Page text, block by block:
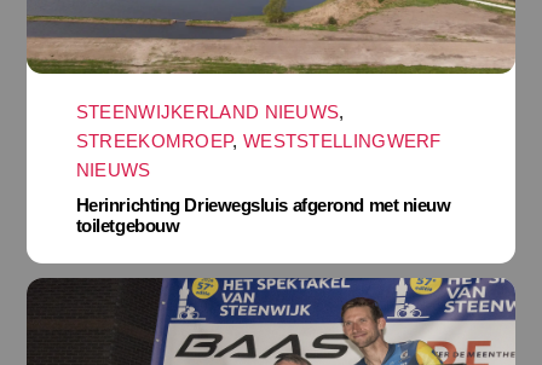
STEENWIJKERLAND NIEUWS,
STREEKOMROEP, WESTSTELLINGWERF
NIEUWS
Herinrichting Driewegsluis afgerond met nieuw
toiletgebouw